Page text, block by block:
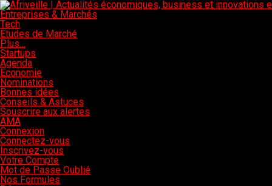
Entreprises & Marchés
Tech
Etudes de Marché
Plus…
Startups
Agenda
Economie
Nominations
Bonnes idées
Conseils & Astuces
Souscrire aux alertes
AMA
Connexion
Connectez-vous
Inscrivez-vous
Votre Compte
Mot de Passe Oublié
Nos Formules